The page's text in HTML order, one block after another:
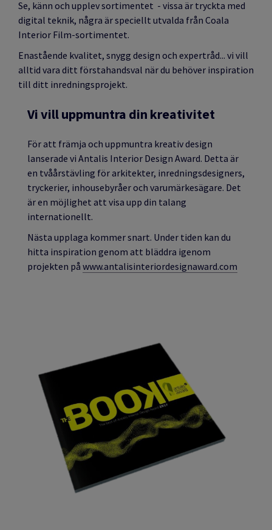
Se, känn och upplev sortimentet - vissa är tryckta med
digital teknik, några är speciellt utvalda från Coala
Interior Film-sortimentet.
Enastående kvalitet, snygg design och expertråd... vi vill
alltid vara ditt förstahandsval när du behöver inspiration
till ditt inredningsprojekt.
Vi vill uppmuntra din kreativitet
För att främja och uppmuntra kreativ design
lanserade vi Antalis Interior Design Award. Detta är
en tvåårstävling för arkitekter, inredningsdesigners,
tryckerier, inhousebyråer och varumärkesägare. Det
är en möjlighet att visa upp din talang
internationellt.
Nästa upplaga kommer snart. Under tiden kan du
hitta inspiration genom att bläddra igenom
projekten på www.antalisinteriordesignaward.com